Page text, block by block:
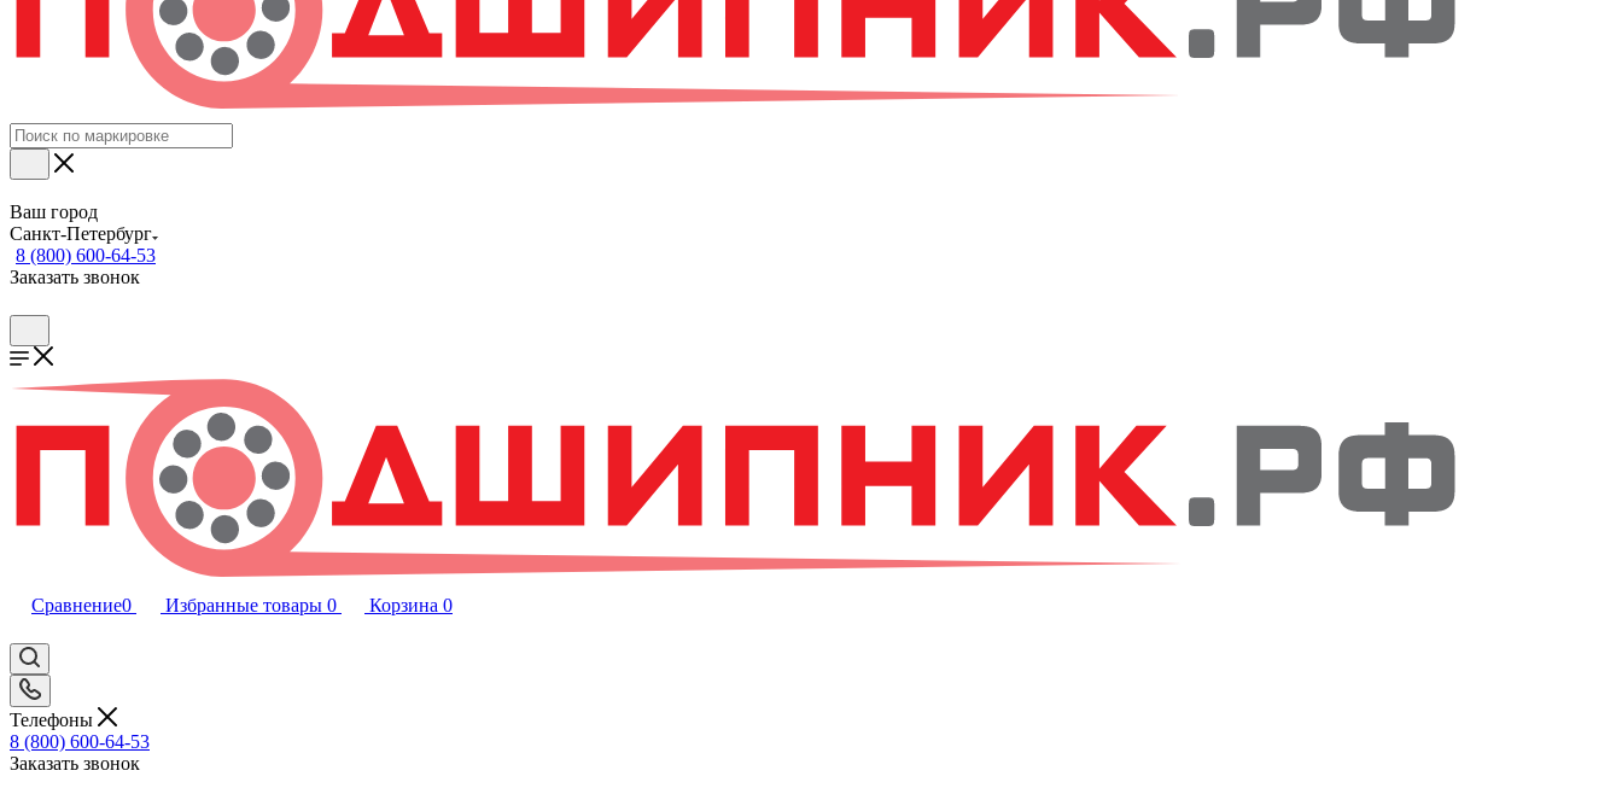
Ваш город
Санкт-Петербург
8 (800) 600-64-53
Заказать звонок
Сравнение0 Избранные товары 0 Корзина 0
Телефоны
8 (800) 600-64-53
Заказать звонок